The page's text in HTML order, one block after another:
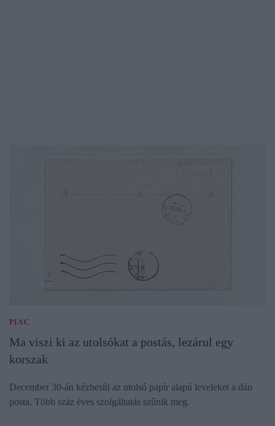
PIAC
Ma viszi ki az utolsókat a postás, lezárul egy
korszak
December 30-án kézbesíti az utolsó papír alapú leveleket a dán
posta. Több száz éves szolgáltatás szűnik meg.